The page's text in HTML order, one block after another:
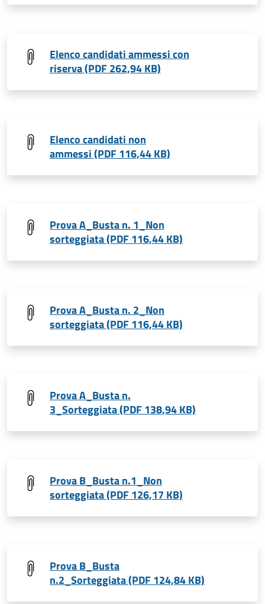
Elenco candidati ammessi con
riserva (PDF 262,94 KB)
Elenco candidati non
ammessi (PDF 116,44 KB)
Prova A_Busta n. 1_Non
sorteggiata (PDF 116,44 KB)
Prova A_Busta n. 2_Non
sorteggiata (PDF 116,44 KB)
Prova A_Busta n.
3_Sorteggiata (PDF 138,94 KB)
Prova B_Busta n.1_Non
sorteggiata (PDF 126,17 KB)
Prova B_Busta
n.2_Sorteggiata (PDF 124,84 KB)